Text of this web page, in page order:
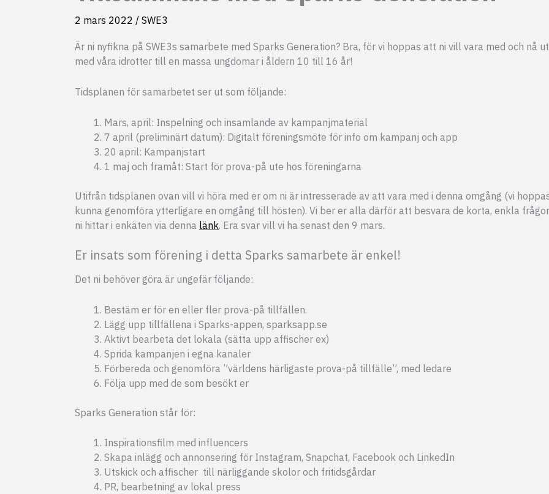
2 mars 2022 / SWE3
Är ni nyfikna på SWE3s samarbete med Sparks Generation? Bra, för vi hoppas att ni vill vara med och nå ut
med våra idrotter till en massa ungdomar i åldern 10 till 16 år!
Tidsplanen för samarbetet ser ut som följande:
Mars, april: Inspelning och insamlande av kampanjmaterial
7 april (preliminärt datum): Digitalt föreningsmöte för info om kampanj och app
20 april: Kampanjstart
1 maj och framåt: Start för prova-på ute hos föreningarna
Utifrån tidsplanen ovan vill vi höra med er om ni är intresserade av att vara med i denna omgång (vi
kunna genomföra ytterligare en omgång till hösten). Vi ber er alla därför att besvara de korta, enkla frågor
ni hittar i enkäten via denna länk. Era svar vill vi ha senast den 9 mars.
Er insats som förening i detta Sparks samarbete är enkel!
Det ni behöver göra är ungefär följande:
Bestäm er för en eller fler prova-på tillfällen.
Lägg upp tillfällena i Sparks-appen, sparksapp.se
Aktivt bearbeta det lokala (sätta upp affischer ex)
Sprida kampanjen i egna kanaler
Förbereda och genomföra ”världens härligaste prova-på tillfälle”, med ledare
Följa upp med de som besökt er
Sparks Generation står för:
Inspirationsfilm med influencers
Skapa inlägg och annonsering för Instagram, Snapchat, Facebook och LinkedIn
Utskick och affischer till närliggande skolor och fritidsgårdar
PR, bearbetning av lokal press